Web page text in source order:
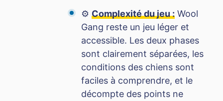
⚙️ Complexité du jeu : Wool
Gang reste un jeu léger et
accessible. Les deux phases
sont clairement séparées, les
conditions des chiens sont
faciles à comprendre, et le
décompte des points ne